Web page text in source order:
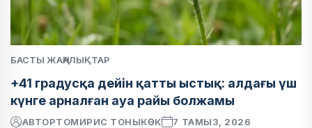
БАСТЫ ЖАҢАЛЫҚТАР
+41 градусқа дейін қатты ыстық: алдағы үш
күнге арналған ауа райы болжамы
АВТОРТОМИРИС ТОНЫКӨК 7 ТАМЫЗ, 2026